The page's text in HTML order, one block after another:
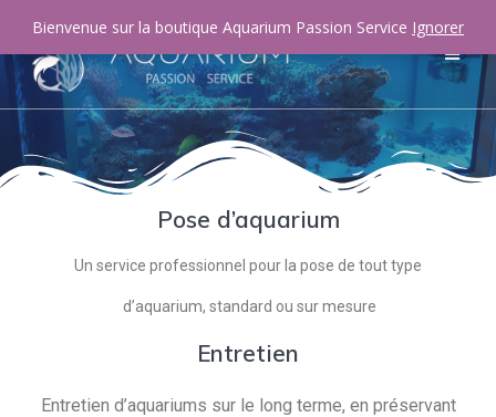
Pose d’aquarium
Un service professionnel pour la pose de tout type
d’aquarium, standard ou sur mesure
Entretien
Entretien d’aquariums sur le long terme, en préservant
Bienvenue sur la boutique Aquarium Passion Service Ignorer